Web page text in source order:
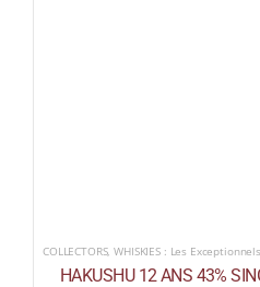
COLLECTORS,WHISKIES : Les Exceptionnels
HAKUSHU 12 ANS 43%